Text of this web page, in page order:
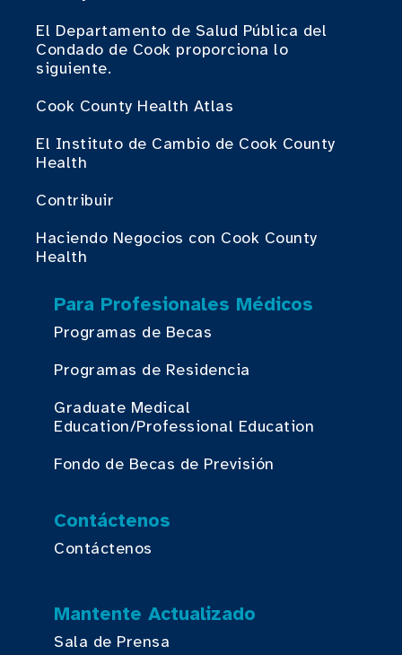
El Departamento de Salud Pública del
Condado de Cook proporciona lo
siguiente.
Cook County Health Atlas
El Instituto de Cambio de Cook County
Health
Contribuir
Haciendo Negocios con Cook County
Health
Para Profesionales Médicos
Programas de Becas
Programas de Residencia
Graduate Medical
Education/Professional Education
Fondo de Becas de Previsión
Contáctenos
Contáctenos
Mantente Actualizado
Sala de Prensa